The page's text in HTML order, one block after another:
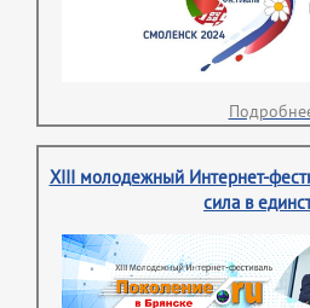
XIII молодежный Интернет-
сила в